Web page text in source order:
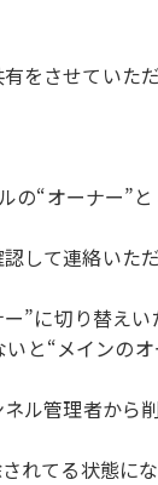
をさせていただ
“オーナー”と
して連絡いただ
”に切り替えい
と“メインの
ル管理者から削
れてる状態に